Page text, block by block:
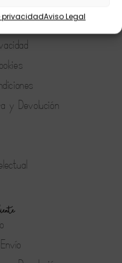
privacidadAviso Legal
y Devolución